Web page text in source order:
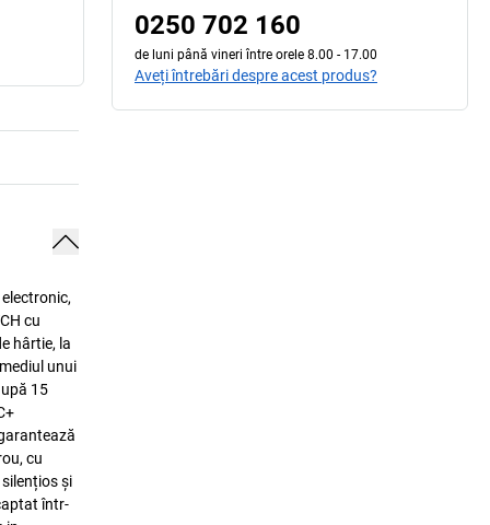
cu
hârtie, la
unui
15
cu
și
într-
0250 702 160
de luni până vineri între orele 8.00 - 17.00
Aveți întrebări despre acest produs?